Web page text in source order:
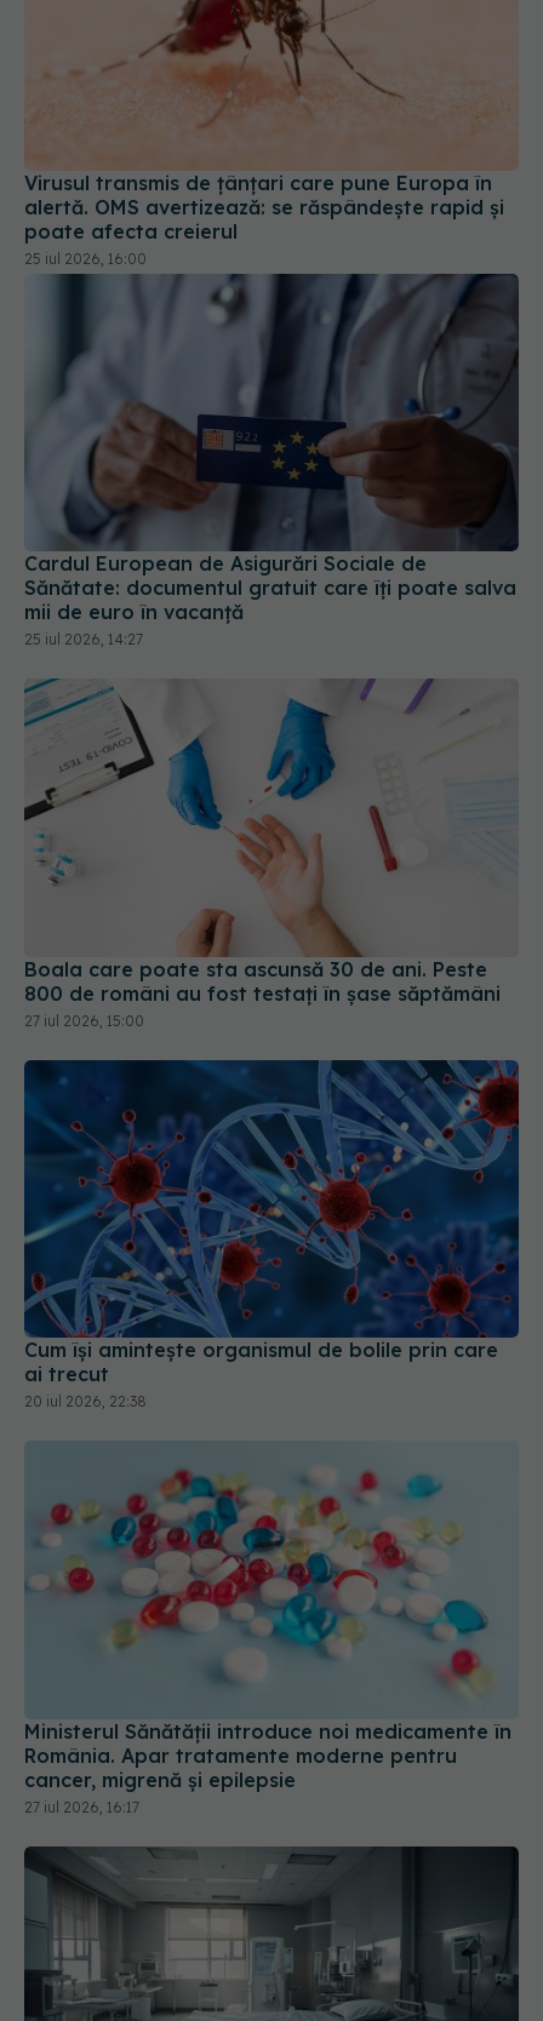
Virusul transmis de țânțari care pune Europa în
alertă. OMS avertizează: se răspândește rapid și
poate afecta creierul
25 iul 2026, 16:00
Cardul European de Asigurări Sociale de
Sănătate: documentul gratuit care îți poate salva
mii de euro în vacanță
25 iul 2026, 14:27
Boala care poate sta ascunsă 30 de ani. Peste
800 de români au fost testați în șase săptămâni
27 iul 2026, 15:00
Cum își amintește organismul de bolile prin care
ai trecut
20 iul 2026, 22:38
Ministerul Sănătății introduce noi medicamente în
România. Apar tratamente moderne pentru
cancer, migrenă și epilepsie
27 iul 2026, 16:17